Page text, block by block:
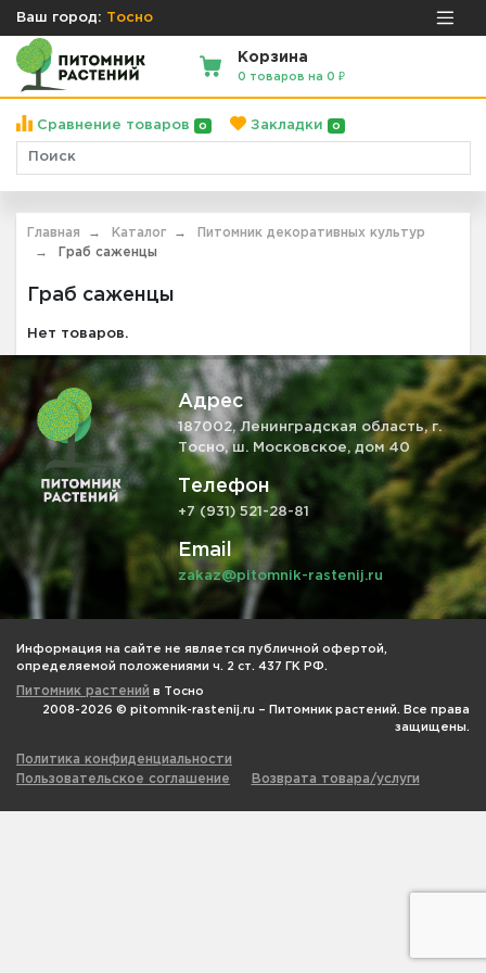
Ваш город: Тосно
Корзина
0 товаров на 0 ₽
Сравнение товаров 0 Закладки 0
Главная Каталог
Питомник декоративных культур
Граб саженцы
Граб саженцы
Нет товаров.
Адрес
187002, Ленинградская область, г.
Тосно, ш. Московское, дом 40
Телефон
+7 (931) 521-28-81
Email
zakaz@pitomnik-rastenij.ru
Информация на сайте не является публичной офертой,
определяемой положениями ч. 2 ст. 437 ГК РФ.
Питомник растений в Тосно
2008-2026 © pitomnik-rastenij.ru – Питомник растений. Все права
защищены.
Политика конфиденциальности
Пользовательское соглашение
Возврата товара/услуги